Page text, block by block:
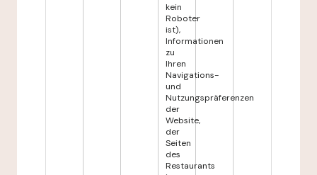
kein
Roboter
ist),
Informationen
zu
Ihren
Navigations-
und
Nutzungspräferenzen
der
Website,
der
Seiten
des
Restaurants